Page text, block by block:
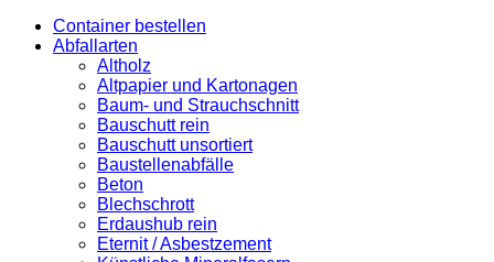
Container bestellen
Abfallarten
Altholz
Altpapier und Kartonagen
Baum- und Strauchschnitt
Bauschutt rein
Bauschutt unsortiert
Baustellenabfälle
Beton
Blechschrott
Erdaushub rein
Eternit / Asbestzement